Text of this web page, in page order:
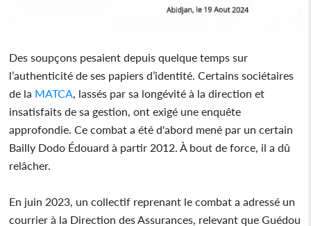
Des soupçons pesaient depuis quelque temps sur
l’authenticité de ses papiers d’identité. Certains sociétaires
de la MATCA , lassés par sa longévité à la direction et
insatisfaits de sa gestion, ont exigé une enquête
approfondie. Ce combat a été d'abord mené par un certain
Bailly Dodo Édouard à partir 2012. À bout de force, il a dû
relâcher.
En juin 2023, un collectif reprenant le combat a adressé un
courrier à la Direction des Assurances, relevant que Guédou